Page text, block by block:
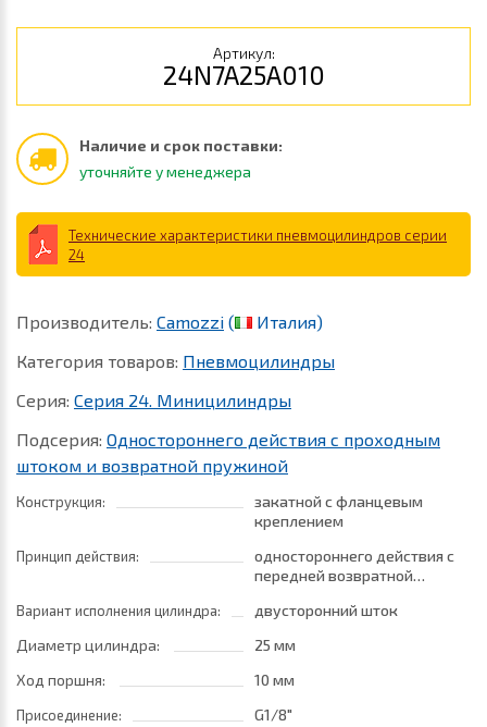
Артикул:
24N7A25A010
Наличие и срок поставки:
уточняйте у менеджера
Технические характеристики пневмоцилиндров серии
24
Производитель: Camozzi (
Италия)
Категория товаров: Пневмоцилиндры
Серия: Серия 24. Миницилиндры
Подсерия: Одностороннего действия с проходным
штоком и возвратной пружиной
Конструкция:
закатной с фланцевым
креплением
Принцип действия:
одностороннего действия с
передней возвратной
Вариант исполнения цилиндра:
двусторонний шток
Диаметр цилиндра:
25 мм
Ход поршня:
10 мм
Присоединение: G1/8"